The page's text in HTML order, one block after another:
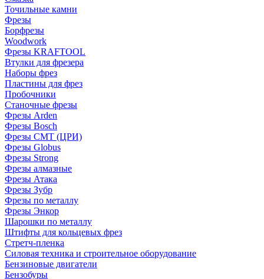
Точильные камни
Фрезы
Борфрезы
Woodwork
Фрезы KRAFTOOL
Втулки для фрезера
Наборы фрез
Пластины для фрез
Пробочники
Станочные фрезы
Фрезы Arden
Фрезы Bosch
Фрезы CMT (ЦРИ)
Фрезы Globus
Фрезы Strong
Фрезы алмазные
Фрезы Атака
Фрезы Зубр
Фрезы по металлу
Фрезы Энкор
Шарошки по металлу
Штифты для кольцевых фрез
Стретч-пленка
Силовая техника и строительное оборудование
Бензиновые двигатели
Бензобуры